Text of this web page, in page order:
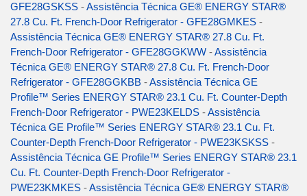
GFE28GSKSS -Assistência Técnica GE® ENERGY STAR®
27.8 Cu. Ft. French-Door Refrigerator - GFE28GMKES -
Assistência Técnica GE® ENERGY STAR® 27.8 Cu. Ft.
French-Door Refrigerator - GFE28GGKWW -Assistência
Técnica GE® ENERGY STAR® 27.8 Cu. Ft. French-Door
Refrigerator - GFE28GGKBB -Assistência Técnica GE
Profile™ Series ENERGY STAR® 23.1 Cu. Ft. Counter-Depth
French-Door Refrigerator - PWE23KELDS -Assistência
Técnica GE Profile™ Series ENERGY STAR® 23.1 Cu. Ft.
Counter-Depth French-Door Refrigerator - PWE23KSKSS -
Assistência Técnica GE Profile™ Series ENERGY STAR® 23.1
Cu. Ft. Counter-Depth French-Door Refrigerator -
PWE23KMKES -Assistência Técnica GE® ENERGY STAR®